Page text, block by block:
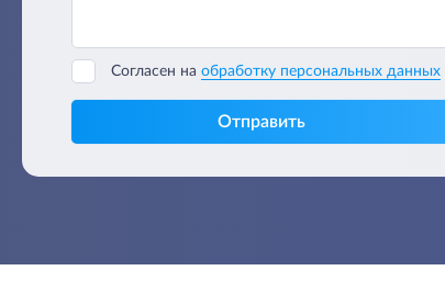
Согласен на обработку персональных данных
Отправить